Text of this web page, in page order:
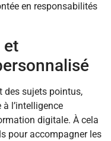
en responsabilités
et
des sujets pointus,
l’intelligence
digitale. À cela
pour accompagner les